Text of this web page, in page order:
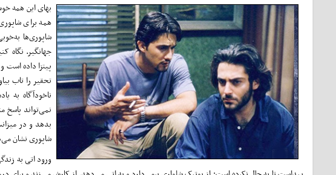
بهای این همه
همه برای
شاپوری‌ها
جهانگیر. نگاه
پیتزا داده است
تحقیر را تاب
ناخود‌آگاه به
نمی‌تواند
بدهد و در
شاپوری نشان
ورود اتی به